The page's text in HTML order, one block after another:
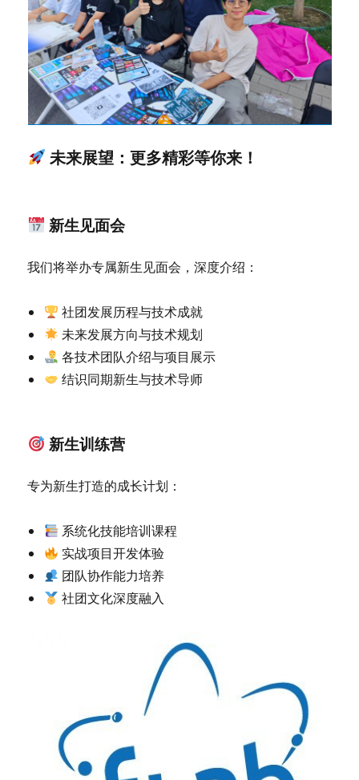
未来展望：更多精彩等你来！
新生见面会
我们将举办专属新生见面会，深度介绍：
社团发展历程与技术成就
未来发展方向与技术规划
各技术团队介绍与项目展示
结识同期新生与技术导师
新生训练营
专为新生打造的成长计划：
系统化技能培训课程
实战项目开发体验
团队协作能力培养
社团文化深度融入